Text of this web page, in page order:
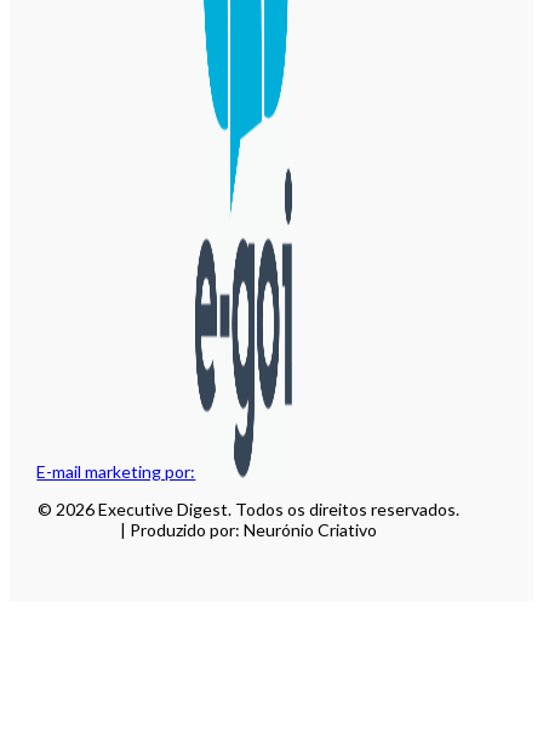
E-mail marketing por:
© 2026 Executive Digest. Todos os direitos reservados.
| Produzido por: Neurónio Criativo